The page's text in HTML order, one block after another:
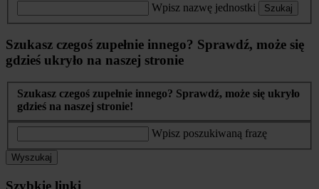
Wpisz nazwę jednostki Szukaj
Szukasz czegoś zupełnie innego? Sprawdź, może się
gdzieś ukryło na naszej stronie
Szukasz czegoś zupełnie innego? Sprawdź, może się ukryło
gdzieś na naszej stronie!
Wpisz poszukiwaną frazę
Wyszukaj
Szybkie linki